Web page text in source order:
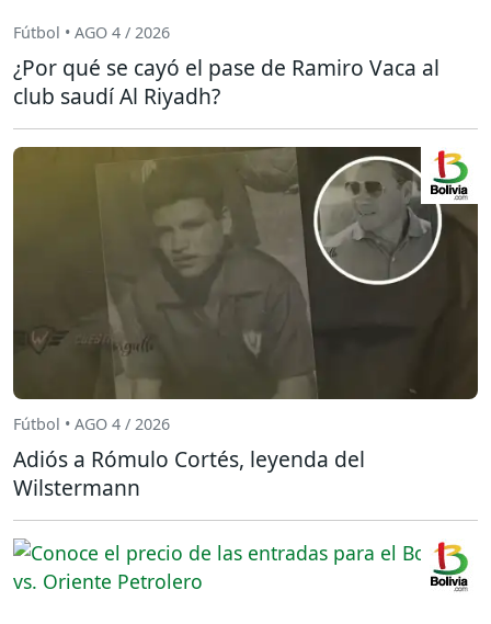
Fútbol • AGO 4 / 2026
¿Por qué se cayó el pase de Ramiro Vaca al
club saudí Al Riyadh?
Fútbol • AGO 4 / 2026
Adiós a Rómulo Cortés, leyenda del
Wilstermann